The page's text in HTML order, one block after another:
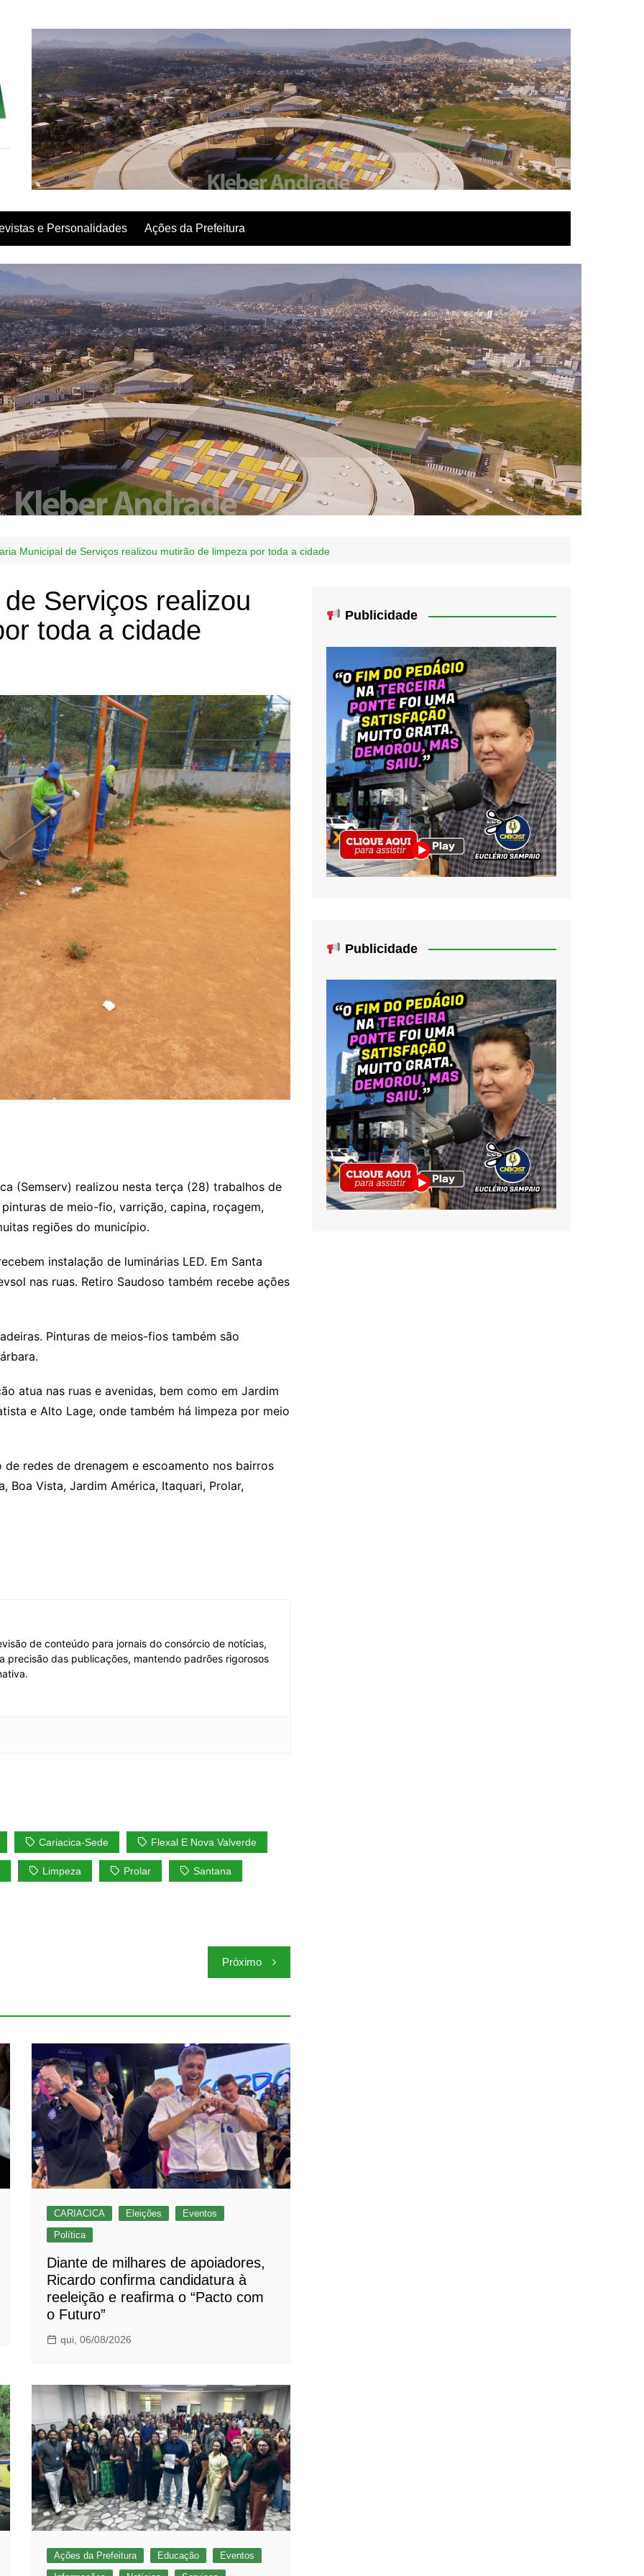
e Personalidades Ações da Prefeitura
Municipal de Serviços realizou mutirão de limpeza por toda a cidade
Serviços realizou
toda a cidade
(Semserv) realizou nesta terça (28) trabalhos de
de meio-fio, varrição, capina, roçagem,
regiões do município.
instalação de luminárias LED. Em Santa
nas ruas. Retiro Saudoso também recebe ações
Pinturas de meios-fios também são
atua nas ruas e avenidas, bem como em Jardim
e Alto Lage, onde também há limpeza por meio
redes de drenagem e escoamento nos bairros
Boa Vista, Jardim América, Itaquari, Prolar,
de conteúdo para jornais do consórcio de notícias,
precisão das publicações, mantendo padrões rigorosos
Cariacica-Sede Flexal E Nova Valverde
Limpeza Prolar Santana
Próximo
CARIACICA Eleições
Eventos
Política
Diante de milhares de apoiadores,
Ricardo confirma candidatura à
reeleição e reafirma o “Pacto com
o Futuro”
qui, 06/08/2026
Ações da Prefeitura Educação
Eventos
Publicidade
Publicidade